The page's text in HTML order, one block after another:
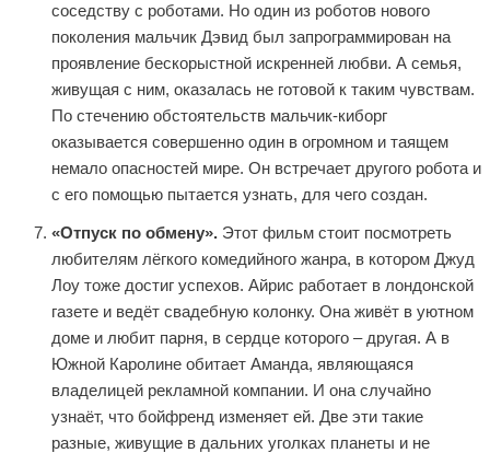
соседству с роботами. Но один из роботов нового
поколения мальчик Дэвид был запрограммирован на
проявление бескорыстной искренней любви. А семья,
живущая с ним, оказалась не готовой к таким чувствам.
По стечению обстоятельств мальчик-киборг
оказывается совершенно один в огромном и таящем
немало опасностей мире. Он встречает другого робота и
с его помощью пытается узнать, для чего создан.
«Отпуск по обмену». Этот фильм стоит посмотреть
любителям лёгкого комедийного жанра, в котором Джуд
Лоу тоже достиг успехов. Айрис работает в лондонской
газете и ведёт свадебную колонку. Она живёт в уютном
доме и любит парня, в сердце которого – другая. А в
Южной Каролине обитает Аманда, являющаяся
владелицей рекламной компании. И она случайно
узнаёт, что бойфренд изменяет ей. Две эти такие
разные, живущие в дальних уголках планеты и не